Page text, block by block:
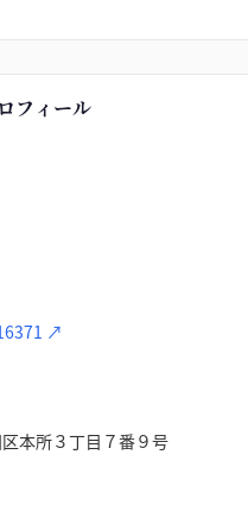
フィール
↗
本所３丁目７番９号